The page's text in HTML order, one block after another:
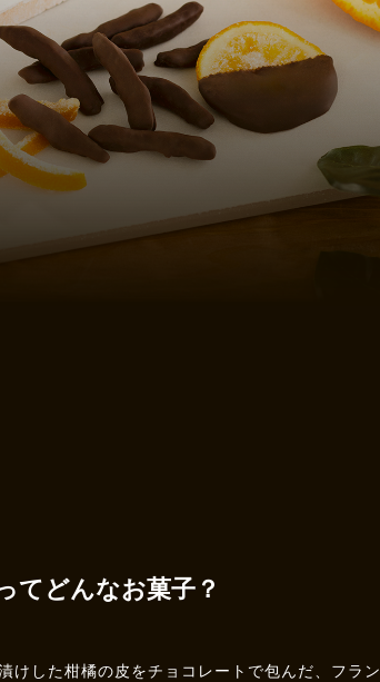
てどんなお菓子？
けした柑橘の皮をチョコレートで包んだ、フラ